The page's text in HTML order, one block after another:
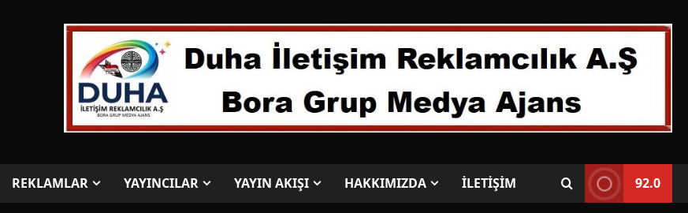
REKLAMLAR YAYINCILAR YAYIN AKIŞI HAKKIMIZDA İLETİŞİM 92.0